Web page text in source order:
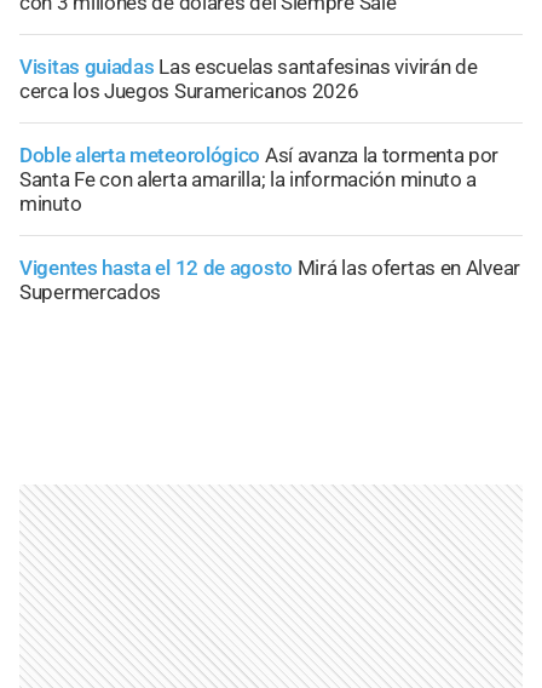
Visitas guiadas Las escuelas santafesinas vivirán de
cerca los Juegos Suramericanos 2026
Doble alerta meteorológico Así avanza la tormenta por
Santa Fe con alerta amarilla; la información minuto a
minuto
Vigentes hasta el 12 de agosto Mirá las ofertas en Alvear
Supermercados